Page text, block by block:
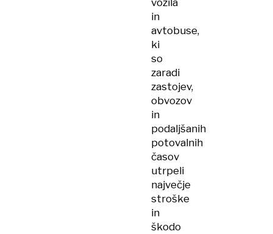
vozila
in
avtobuse,
ki
so
zaradi
zastojev,
obvozov
in
podaljšanih
potovalnih
časov
utrpeli
največje
stroške
in
škodo